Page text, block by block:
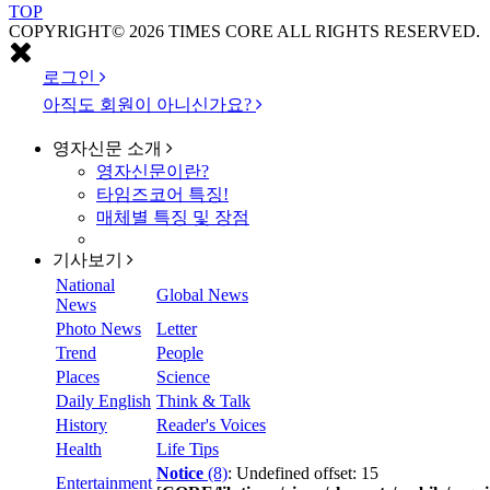
TOP
COPYRIGHT© 2026 TIMES CORE ALL RIGHTS RESERVED.
로그인
아직도 회원이 아니신가요?
영자신문 소개
영자신문이란?
타임즈코어 특징!
매체별 특징 및 장점
기사보기
National
News
Global News
Photo News
Letter
Trend
People
Places
Science
Daily English Think & Talk
History
Reader's Voices
Health
Life Tips
Entertainment
Notice (8): Undefined offset: 15